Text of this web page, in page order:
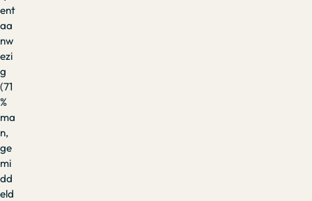
ent
aa
nw
ezi
g
(71
%
ma
n,
ge
mi
dd
eld